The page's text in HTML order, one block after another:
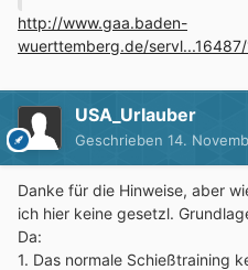
http://www.gaa.baden-
wuerttemberg.de/servl...16487/
USA_Urlauber
Geschrieben 14.
Danke für die Hinweise, aber
ich hier keine gesetzl.
Da:
1. Das normale Schießtraining